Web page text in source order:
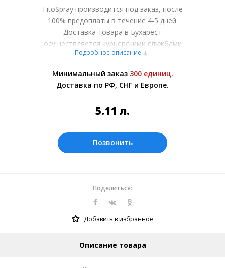
FitoSpray производится под заказ, после
100% предоплаты в течение 4-5 дней.
Доставка товара в Бухарест
осуществляется курьерскими службами
или самовывозом со склада в Москве.
менеджером.
Оплата производится в рублях. Цены на
10.08.2026. Текущий курс 10 руб.=
Подробное описание
Минимальный заказ 300 единиц.
Доставка по РФ, СНГ и Европе.
5.11 л.
Позвонить
Поделиться:
Добавить в избранное
Описание товара